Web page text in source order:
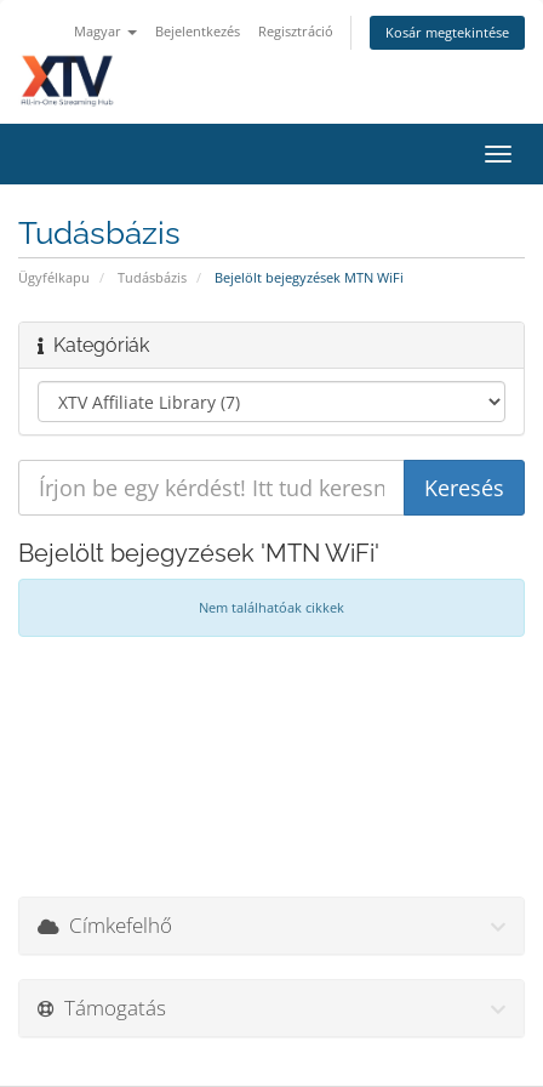
Magyar Bejelentkezés Regisztráció Kosár megtekintése
a
Tudásbázis
Ügyfélkapu Tudásbázis Bejelölt bejegyzések MTN WiFi
Kategóriák
Bejelölt bejegyzések 'MTN WiFi'
Nem találhatóak cikkek
Címkefelhő
Támogatás